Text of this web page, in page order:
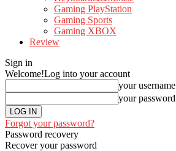
Gaming PlayStation
Gaming Sports
Gaming XBOX
Review
Sign in
Welcome!Log into your account
your username
your password
Forgot your password?
Password recovery
Recover your password